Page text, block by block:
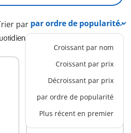
par
Croissant par nom
Croissant par prix
Décroissant par prix
par ordre de popularité
Plus récent en premier
71327 - Ecole aménagée
119,99 € -25%
89,99 €
Au panier